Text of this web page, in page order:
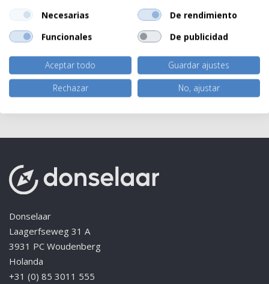
Solicita una cotización sin compromiso
mismo. ¿Tienes preguntas sobre cuál carpa estructural es la
mejor solución para ti? ¡No dudes en ponerte en contacto
con nosotros!
Terug naar overzicht
Donselaar
Laagerfseweg 31 A
3931 PC Woudenberg
Holanda
+31 (0) 85 3011 555
Necesarias
De rendimiento
Funcionales
De publicidad
Aceptar todo
Guardar ajustes
Rechazar
No, ajustar